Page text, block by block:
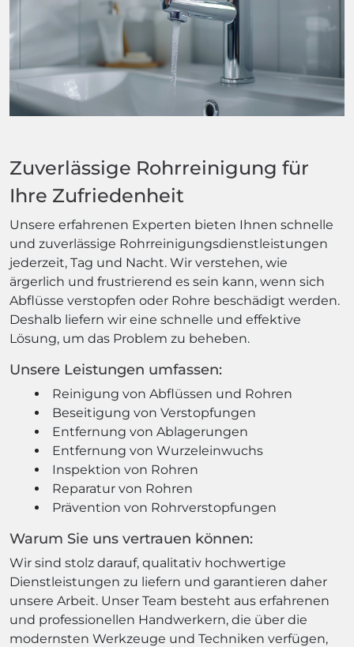
Zuverlässige Rohrreinigung für
Ihre Zufriedenheit
Unsere erfahrenen Experten bieten Ihnen schnelle
und zuverlässige Rohrreinigungsdienstleistungen
jederzeit, Tag und Nacht. Wir verstehen, wie
ärgerlich und frustrierend es sein kann, wenn sich
Abflüsse verstopfen oder Rohre beschädigt werden.
Deshalb liefern wir eine schnelle und effektive
Lösung, um das Problem zu beheben.
Unsere Leistungen umfassen:
Reinigung von Abflüssen und Rohren
Beseitigung von Verstopfungen
Entfernung von Ablagerungen
Entfernung von Wurzeleinwuchs
Inspektion von Rohren
Reparatur von Rohren
Prävention von Rohrverstopfungen
Warum Sie uns vertrauen können:
Wir sind stolz darauf, qualitativ hochwertige
Dienstleistungen zu liefern und garantieren daher
unsere Arbeit. Unser Team besteht aus erfahrenen
und professionellen Handwerkern, die über die
modernsten Werkzeuge und Techniken verfügen,